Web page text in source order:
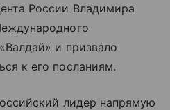
России Владимира
и призвало
к его посланиям.
лидер напрямую